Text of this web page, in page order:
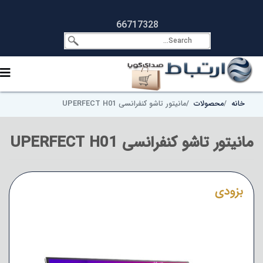
66717328
خانه محصولات مانیتور تاشو کنفرانسی UPERFECT H01
مانیتور تاشو کنفرانسی UPERFECT H01